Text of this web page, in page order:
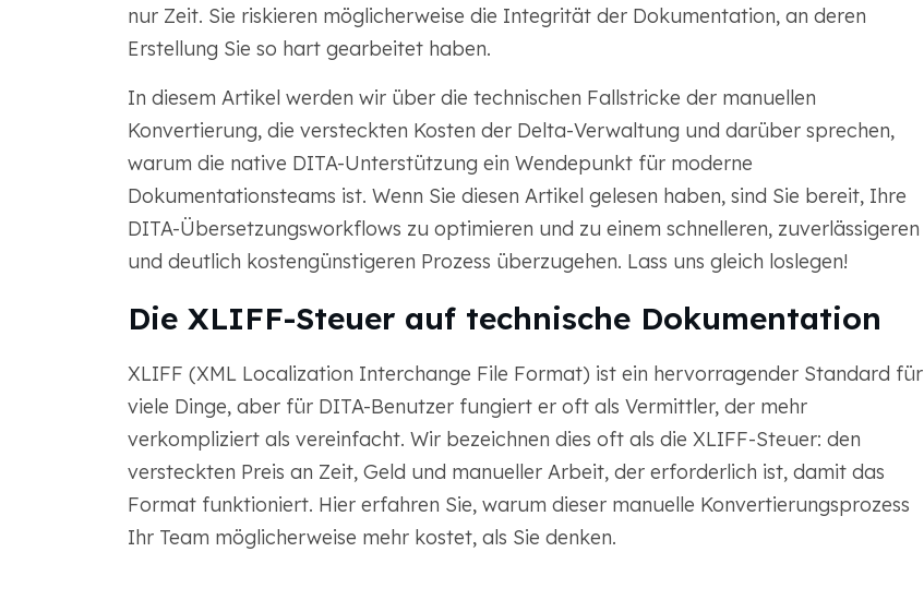
nur Zeit. Sie riskieren möglicherweise die Integrität der Dokumentation, an deren
Erstellung Sie so hart gearbeitet haben.
In diesem Artikel werden wir über die technischen Fallstricke der manuellen
Konvertierung, die versteckten Kosten der Delta-Verwaltung und darüber sprechen,
warum die native DITA-Unterstützung ein Wendepunkt für moderne
Dokumentationsteams ist. Wenn Sie diesen Artikel gelesen haben, sind Sie bereit, Ihre
DITA-Übersetzungsworkflows zu optimieren und zu einem schnelleren, zuverlässigeren
und deutlich kostengünstigeren Prozess überzugehen. Lass uns gleich loslegen!
Die XLIFF-Steuer auf technische Dokumentation
XLIFF (XML Localization Interchange File Format) ist ein hervorragender Standard für
viele Dinge, aber für DITA-Benutzer fungiert er oft als Vermittler, der mehr
verkompliziert als vereinfacht. Wir bezeichnen dies oft als die XLIFF-Steuer: den
versteckten Preis an Zeit, Geld und manueller Arbeit, der erforderlich ist, damit das
Format funktioniert. Hier erfahren Sie, warum dieser manuelle Konvertierungsprozess
Ihr Team möglicherweise mehr kostet, als Sie denken.